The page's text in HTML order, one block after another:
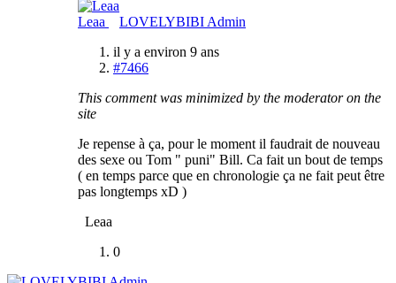
Leaa
LOVELYBIBI Admin
il y a environ 9 ans
#7466
This comment was minimized by the moderator on the
site
Je repense à ça, pour le moment il faudrait de nouveau
des sexe ou Tom " puni" Bill. Ca fait un bout de temps
( en temps parce que en chronologie ça ne fait peut être
pas longtemps xD )
Leaa
0